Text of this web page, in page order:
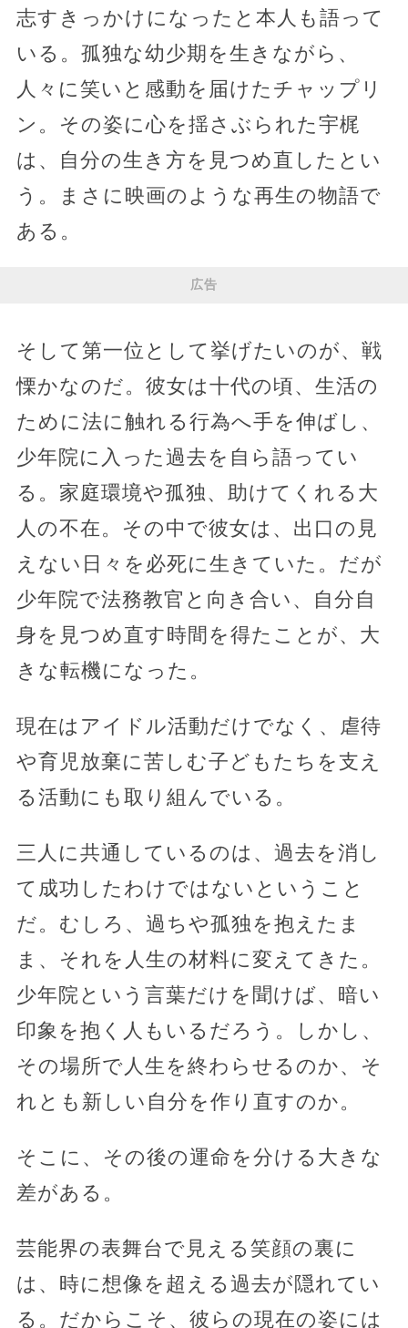
志すきっかけになったと本人も語って
いる。孤独な幼少期を生きながら、
人々に笑いと感動を届けたチャップリ
ン。その姿に心を揺さぶられた宇梶
は、自分の生き方を見つめ直したとい
う。まさに映画のような再生の物語で
ある。
広告
そして第一位として挙げたいのが、戦
慄かなのだ。彼女は十代の頃、生活の
ために法に触れる行為へ手を伸ばし、
少年院に入った過去を自ら語ってい
る。家庭環境や孤独、助けてくれる大
人の不在。その中で彼女は、出口の見
えない日々を必死に生きていた。だが
少年院で法務教官と向き合い、自分自
身を見つめ直す時間を得たことが、大
きな転機になった。
現在はアイドル活動だけでなく、虐待
や育児放棄に苦しむ子どもたちを支え
る活動にも取り組んでいる。
三人に共通しているのは、過去を消し
て成功したわけではないということ
だ。むしろ、過ちや孤独を抱えたま
ま、それを人生の材料に変えてきた。
少年院という言葉だけを聞けば、暗い
印象を抱く人もいるだろう。しかし、
その場所で人生を終わらせるのか、そ
れとも新しい自分を作り直すのか。
そこに、その後の運命を分ける大きな
差がある。
芸能界の表舞台で見える笑顔の裏に
は、時に想像を超える過去が隠れてい
る。だからこそ、彼らの現在の姿には